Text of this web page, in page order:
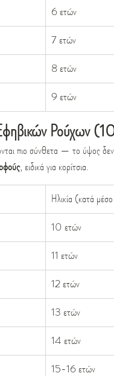
6 ετών
7 ετών
8 ετών
9 ετών
Ρούχων
πιο σύνθετα — το ύψος
, ειδικά για κορίτσια.
Ηλικία (κατά
10 ετών
11 ετών
12 ετών
13 ετών
14 ετών
15-16 ετών